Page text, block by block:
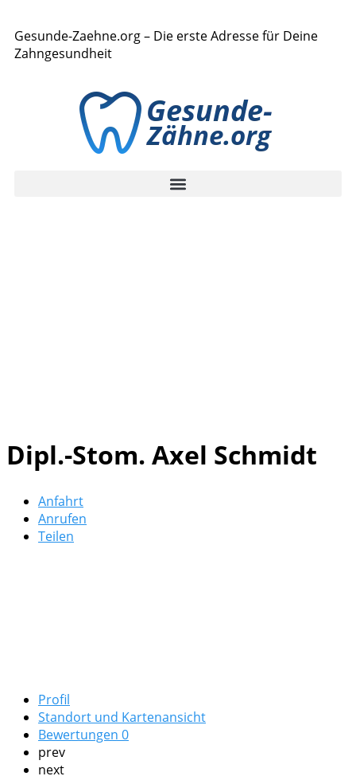
Gesunde-Zaehne.org – Die erste Adresse für Deine
Zahngesundheit
Dipl.-Stom. Axel Schmidt
Anfahrt
Anrufen
Teilen
Profil
Standort und Kartenansicht
Bewertungen 0
prev
next